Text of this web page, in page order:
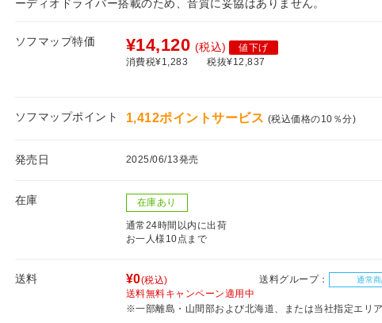
ーディオドライバー搭載のため、音質に妥協はありません。
ソフマップ特価 ¥14,120 (税込)
値下げ
消費税¥1,283
税抜¥12,837
ソフマップポイント 1,412ポイントサービス (税込価格の10％分)
発売日 2025/06/13発売
在庫 在庫あり
通常24時間以内に出荷
お一人様10点まで
送料 ¥0(税込) 送料グループ： 通常
送料無料キャンペーン適用中
※一部離島・山間部および北海道、または当社指定エリア